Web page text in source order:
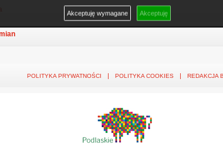
Akceptuję wymagane Akceptuję
POLITYKA PRYWATNOŚCI POLITYKA COOKIES REDAKCJA